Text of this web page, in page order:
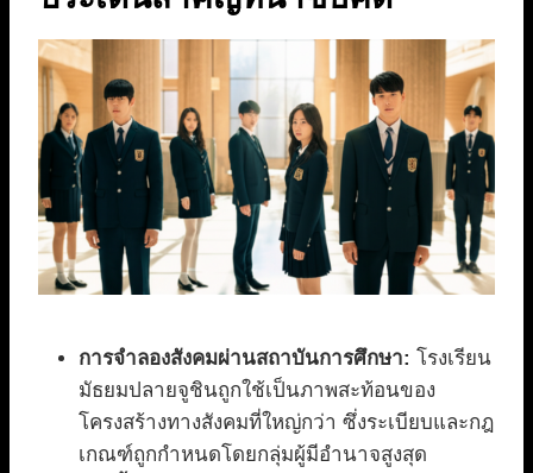
การจำลองสังคมผ่านสถาบันการศึกษา: โรงเรียน
มัธยมปลายจูชินถูกใช้เป็นภาพสะท้อนของ
โครงสร้างทางสังคมที่ใหญ่กว่า ซึ่งระเบียบและกฎ
เกณฑ์ถูกกำหนดโดยกลุ่มผู้มีอำนาจสูงสุด